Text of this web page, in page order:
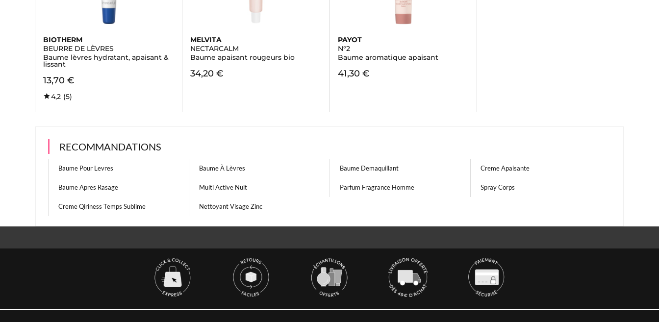
BIOTHERM
BEURRE DE LÈVRES
Baume lèvres hydratant, apaisant &
lissant
13,70 €
4,2 (5)
MELVITA
NECTARCALM
Baume apaisant rougeurs bio
34,20 €
PAYOT
N°2
Baume aromatique apaisant
41,30 €
RECOMMANDATIONS
Baume Pour Levres Baume À Lèvres Baume Demaquillant Creme Apaisante
Baume Apres Rasage Multi Active Nuit Parfum Fragrance Homme Spray Corps
Creme Qiriness Temps Sublime Nettoyant Visage Zinc